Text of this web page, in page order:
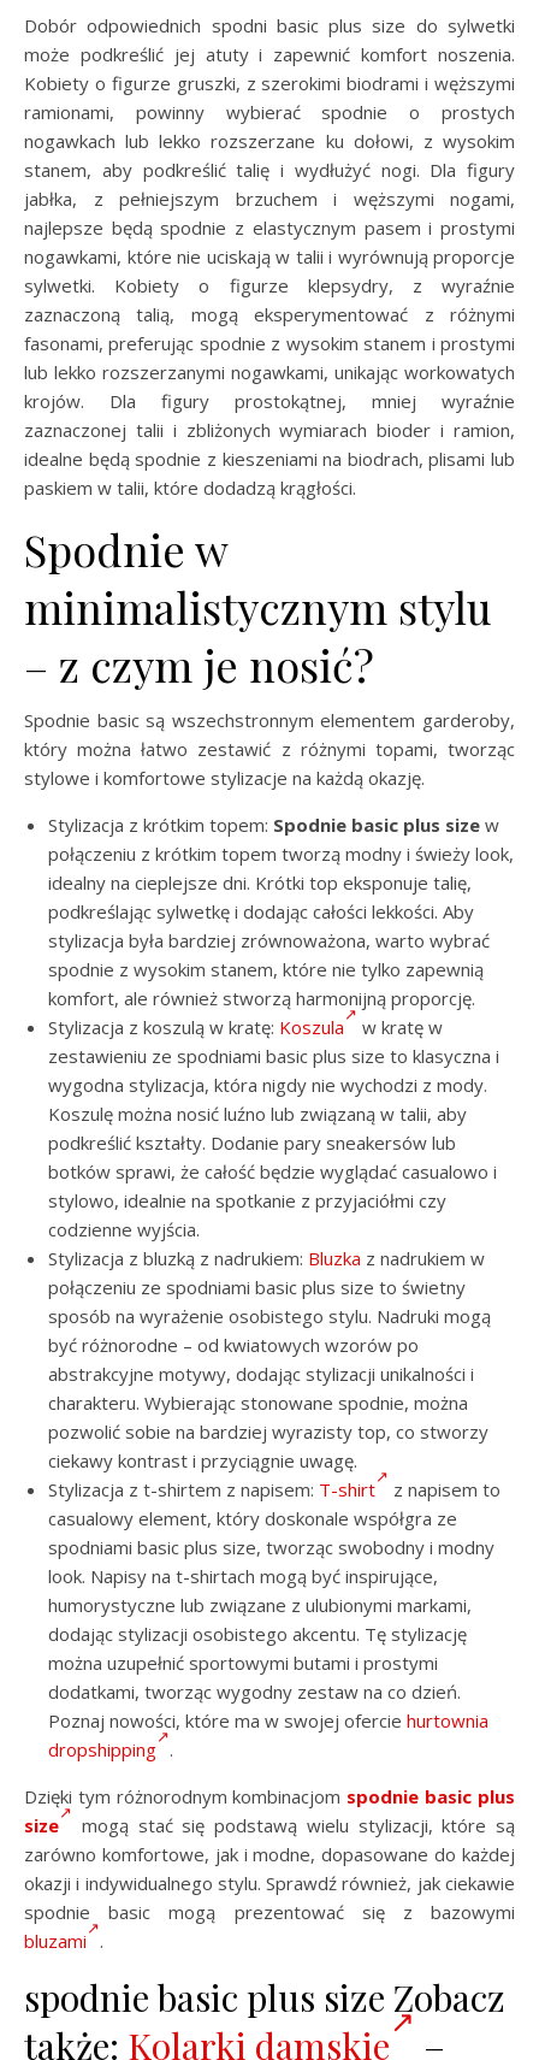
Dobór odpowiednich spodni basic plus size do sylwetki
może podkreślić jej atuty i zapewnić komfort noszenia.
Kobiety o figurze gruszki, z szerokimi biodrami i węższymi
ramionami, powinny wybierać spodnie o prostych
nogawkach lub lekko rozszerzane ku dołowi, z wysokim
stanem, aby podkreślić talię i wydłużyć nogi. Dla figury
jabłka, z pełniejszym brzuchem i węższymi nogami,
najlepsze będą spodnie z elastycznym pasem i prostymi
nogawkami, które nie uciskają w talii i wyrównują proporcje
sylwetki. Kobiety o figurze klepsydry, z wyraźnie
zaznaczoną talią, mogą eksperymentować z różnymi
fasonami, preferując spodnie z wysokim stanem i prostymi
lub lekko rozszerzanymi nogawkami, unikając workowatych
krojów. Dla figury prostokątnej, mniej wyraźnie
zaznaczonej talii i zbliżonych wymiarach bioder i ramion,
idealne będą spodnie z kieszeniami na biodrach, plisami lub
paskiem w talii, które dodadzą krągłości.
Spodnie w
minimalistycznym stylu
– z czym je nosić?
Spodnie basic są wszechstronnym elementem garderoby,
który można łatwo zestawić z różnymi topami, tworząc
stylowe i komfortowe stylizacje na każdą okazję.
Stylizacja z krótkim topem: Spodnie basic plus size w
połączeniu z krótkim topem tworzą modny i świeży look,
idealny na cieplejsze dni. Krótki top eksponuje talię,
podkreślając sylwetkę i dodając całości lekkości. Aby
stylizacja była bardziej zrównoważona, warto wybrać
spodnie z wysokim stanem, które nie tylko zapewnią
komfort, ale również stworzą harmonijną proporcję.
Stylizacja z koszulą w kratę: Koszula
w kratę w
zestawieniu ze spodniami basic plus size to klasyczna i
wygodna stylizacja, która nigdy nie wychodzi z mody.
Koszulę można nosić luźno lub związaną w talii, aby
podkreślić kształty. Dodanie pary sneakersów lub
botków sprawi, że całość będzie wyglądać casualowo i
stylowo, idealnie na spotkanie z przyjaciółmi czy
codzienne wyjścia.
Stylizacja z bluzką z nadrukiem: Bluzka z nadrukiem w
połączeniu ze spodniami basic plus size to świetny
sposób na wyrażenie osobistego stylu. Nadruki mogą
być różnorodne – od kwiatowych wzorów po
abstrakcyjne motywy, dodając stylizacji unikalności i
charakteru. Wybierając stonowane spodnie, można
pozwolić sobie na bardziej wyrazisty top, co stworzy
ciekawy kontrast i przyciągnie uwagę.
Stylizacja z t-shirtem z napisem: T-shirt
z napisem to
casualowy element, który doskonale współgra ze
spodniami basic plus size, tworząc swobodny i modny
look. Napisy na t-shirtach mogą być inspirujące,
humorystyczne lub związane z ulubionymi markami,
dodając stylizacji osobistego akcentu. Tę stylizację
można uzupełnić sportowymi butami i prostymi
dodatkami, tworząc wygodny zestaw na co dzień.
Poznaj nowości, które ma w swojej ofercie hurtownia
dropshipping .
Dzięki tym różnorodnym kombinacjom spodnie basic plus
size
mogą stać się podstawą wielu stylizacji, które są
zarówno komfortowe, jak i modne, dopasowane do każdej
okazji i indywidualnego stylu. Sprawdź również, jak ciekawie
spodnie basic mogą prezentować się z bazowymi
bluzami .
spodnie basic plus size Zobacz
także: Kolarki damskie –